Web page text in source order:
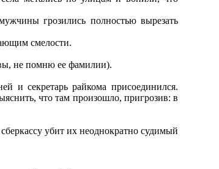
грозились полностью вырезать
смелости.
не помню ее фамилии).
и секретарь райкома присоединился.
что там произошло, пригрозив: в
убит их неоднократно судимый